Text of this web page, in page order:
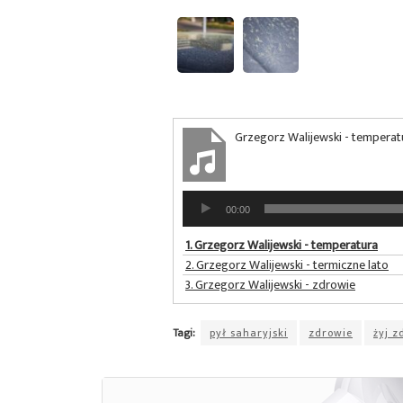
Grzegorz Walijewski -
Odtwarzacz
plików
dźwiękowych
00:00
1.Grzegorz Walijewski - temperatura
2.Grzegorz Walijewski - termiczne lato
3.Grzegorz Walijewski - zdrowie
Tagi: pył saharyjski zdrowie żyj